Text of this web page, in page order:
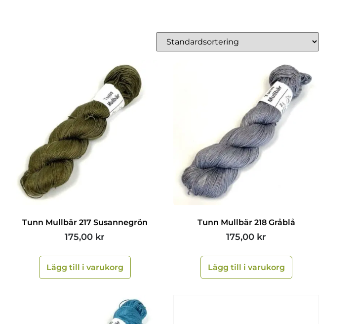
Tunn Mullbär 217 Susannegrön
175,00 kr
Lägg till i varukorg
Tunn Mullbär 218 Gråblå
175,00 kr
Lägg till i varukorg